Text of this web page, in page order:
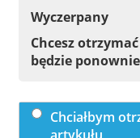
Wyczerpany
Chcesz
będzie
Chciałbym